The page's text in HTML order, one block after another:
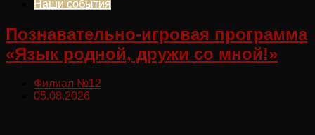
Наши события
Познавательно-игровая программа
«Язык родной, дружи со мной!»
Филиал №12
05.08.2026